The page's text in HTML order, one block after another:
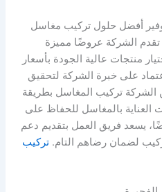
أفضل حلول تركيب مغاسل
تقدم الشركة عروضًا مميزة
منتجات عالية الجودة بأسعار
على خبرة الشركة لتحقيق
تركيب المغاسل بطريقة
العناية بالمغاسل للحفاظ على
يسعد فريق العمل بتقديم دعم
لضمان رضاهم التام.تركيب